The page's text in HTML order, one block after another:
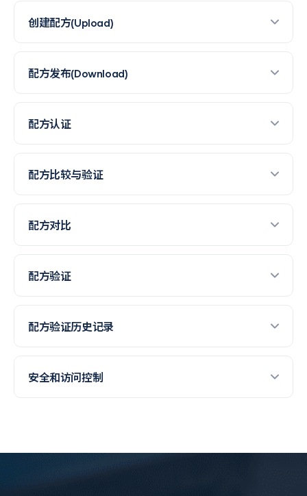
创建配方(Upload)
配方发布(Download)
配方认证
配方比较与验证
配方对比
配方验证
配方验证历史记录
安全和访问控制